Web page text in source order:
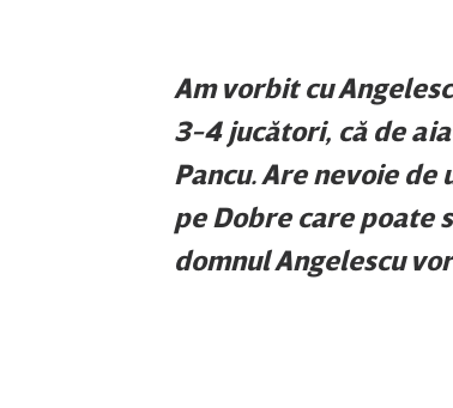
Am vorbit cu
3-4 jucători, că de
Pancu. Are nevoie
pe Dobre care poate
domnul Angelescu